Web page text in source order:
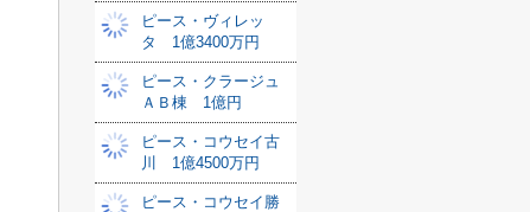
ピース・ヴィレッ
タ 1億3400万円
ピース・クラージュ
ＡＢ棟 1億円
ピース・コウセイ古
川 1億4500万円
ピース・コウセイ勝